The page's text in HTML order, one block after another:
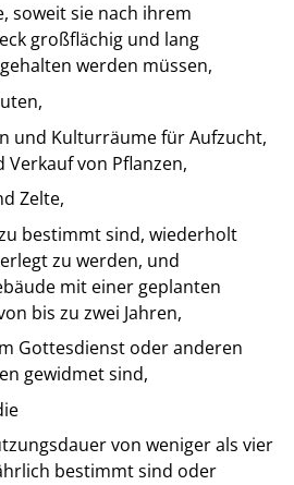
soweit sie nach ihrem
großflächig und lang
werden müssen,
und Kulturräume für Aufzucht,
von Pflanzen,
Zelte,
bestimmt sind, wiederholt
zu werden, und
mit einer geplanten
bis zu zwei Jahren,
Gottesdienst oder anderen
gewidmet sind,
von weniger als vier
bestimmt sind oder